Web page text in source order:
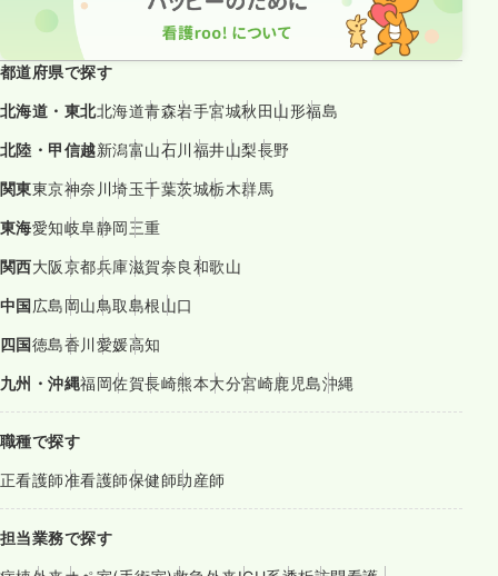
都道府県で探す
北海道・東北北海道青森岩手宮城秋田山形福島
北陸・甲信越新潟富山石川福井山梨長野
関東東京神奈川埼玉千葉茨城栃木群馬
東海愛知岐阜静岡三重
関西大阪京都兵庫滋賀奈良和歌山
中国広島岡山鳥取島根山口
四国徳島香川愛媛高知
九州・沖縄福岡佐賀長崎熊本大分宮崎鹿児島沖縄
職種で探す
正看護師准看護師保健師助産師
担当業務で探す